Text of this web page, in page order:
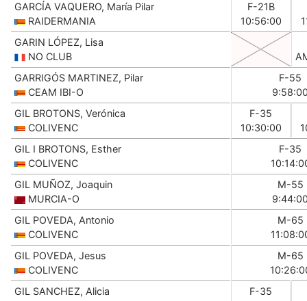
GARCÍA VAQUERO, María Pilar
RAIDERMANIA
F-21B
10:56:00
GARIN LÓPEZ, Lisa
NO CLUB
GARRIGÓS MARTINEZ, Pilar
CEAM IBI-O
F-55
GIL BROTONS, Verónica
COLIVENC
F-35
10:30:00
GIL I BROTONS, Esther
COLIVENC
F-35
GIL MUÑOZ, Joaquin
MURCIA-O
M-55
GIL POVEDA, Antonio
COLIVENC
M-65
GIL POVEDA, Jesus
COLIVENC
M-65
GIL SANCHEZ, Alicia
F-35